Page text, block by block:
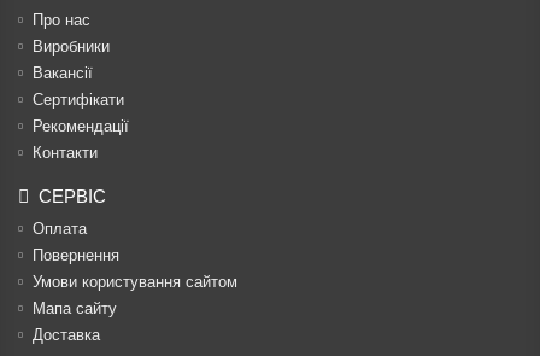
Про нас
Виробники
Вакансії
Сертифікати
Рекомендації
Контакти
СЕРВІС
Оплата
Повернення
Умови користування сайтом
Мапа сайту
Доставка